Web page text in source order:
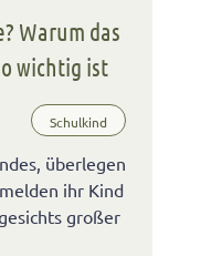
Warum das
wichtig ist
Schulkind
überlegen
ihr Kind
großer